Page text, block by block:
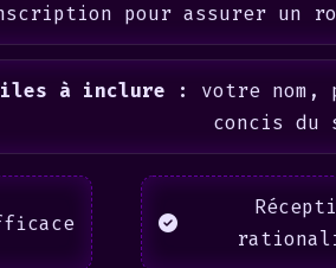
pour assurer un
à inclure :
votre nom,
concis du